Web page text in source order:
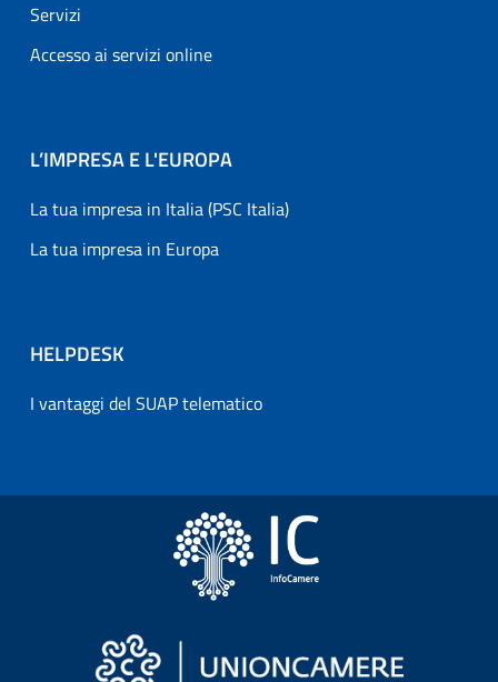
Servizi
Accesso ai servizi online
L’IMPRESA E L'EUROPA
La tua impresa in Italia (PSC Italia)
La tua impresa in Europa
HELPDESK
I vantaggi del SUAP telematico